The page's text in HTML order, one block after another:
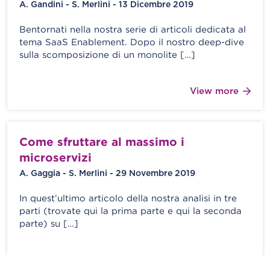
A. Gandini - S. Merlini - 13 Dicembre 2019
Bentornati nella nostra serie di articoli dedicata al
tema SaaS Enablement. Dopo il nostro deep-dive
sulla scomposizione di un monolite […]
View more
Come sfruttare al massimo i
microservizi
A. Gaggia - S. Merlini - 29 Novembre 2019
In quest’ultimo articolo della nostra analisi in tre
parti (trovate qui la prima parte e qui la seconda
parte) su […]